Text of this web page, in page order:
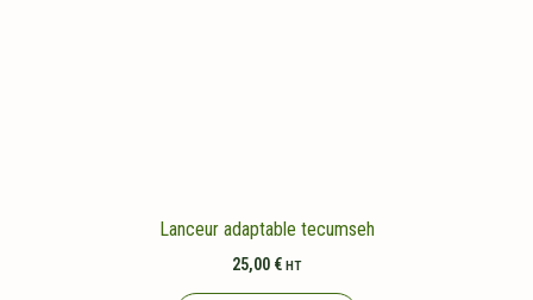
Lanceur adaptable tecumseh
25,00 € HT